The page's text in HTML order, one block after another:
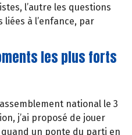
l’autre les questions
à l’enfance, par
les plus forts
national le 3
j’ai proposé de jouer
un ponte du parti en